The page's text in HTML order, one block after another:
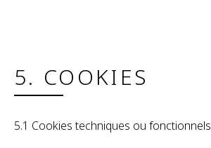
5. COOKIES
5.1 Cookies techniques ou fonctionnels